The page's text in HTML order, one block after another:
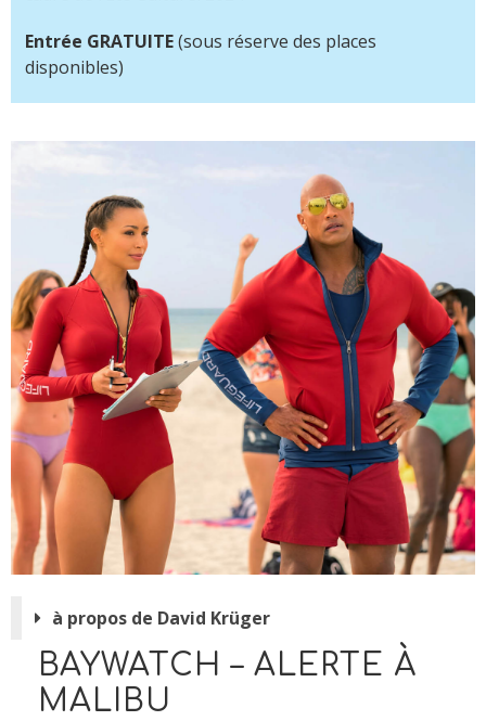
Entrée GRATUITE(sous réserve des places
disponibles)
à propos de David Krüger
BAYWATCH – ALERTE À
MALIBU